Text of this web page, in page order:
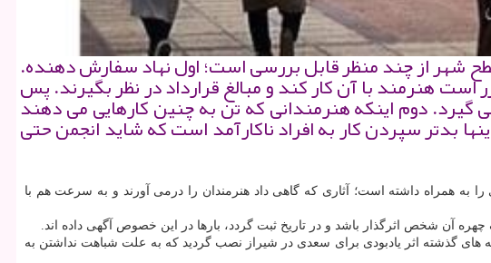
شهر از چند منظر قابل بررسی است؛ اول نهاد سفارش دهنده.
است هنرمند با آن كار كند و مبالغ قرارداد در نظر بگیرند. پس
دوم اینكه هنرمندانی كه تن به چنین كارهایی می دهند
بدتر سپردن كار به افراد ناكارآمد است كه شاید انجمن حتی
همراه داشته است؛ آثاری كه گاهی داد هنرمندان را درمی آورند و به سرعت هم با
آن شخص اثرگذار باشد و در تاریخ ثبت گردد، بارها در این خصوص آگهی داده اند.
گذشته اثر یادبودی برای سعدی در شیراز نصب گردید كه به علت شباهت نداشتن به